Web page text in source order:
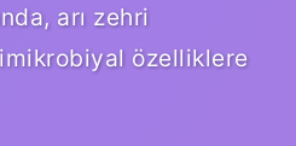
arı zehri
özelliklere